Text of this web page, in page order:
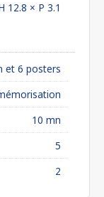
12.8 × P 3.1
et 6 posters
10 mn
5
2